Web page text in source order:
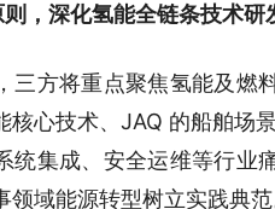
，深化氢能全链条技术
三方将重点聚焦氢能及燃
核心技术、JAQ 的船舶场
统集成、安全运维等行业
领域能源转型树立实践典范